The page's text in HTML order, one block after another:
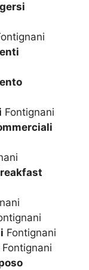
Fontignani
Fontignani
Fontignani